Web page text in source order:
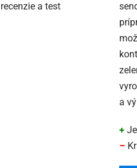
a
+
–